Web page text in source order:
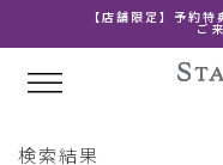
【店舗限定】予
ご
検索結果